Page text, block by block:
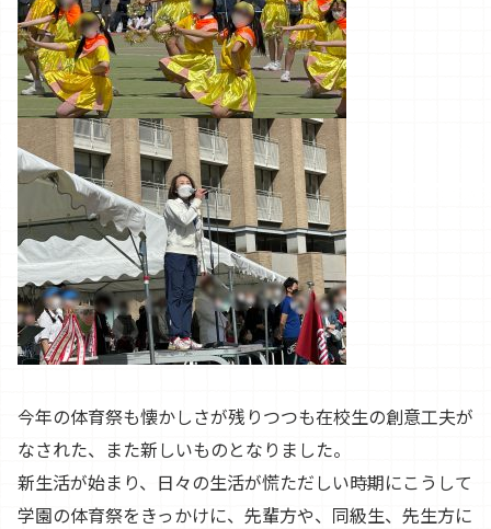
今年の体育祭も懐かしさが残りつつも在校生の創意工夫が
なされた、また新しいものとなりました。
新生活が始まり、日々の生活が慌ただしい時期にこうして
学園の体育祭をきっかけに、先輩方や、同級生、先生方に